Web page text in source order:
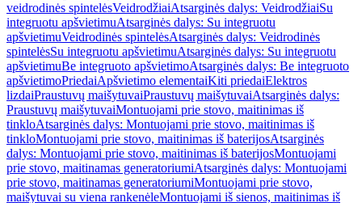
veidrodinės spintelėsVeidrodžiaiAtsarginės dalys: VeidrodžiaiSu
integruotu apšvietimuAtsarginės dalys: Su integruotu
apšvietimuVeidrodinės spintelėsAtsarginės dalys: Veidrodinės
spintelėsSu integruotu apšvietimuAtsarginės dalys: Su integruotu
apšvietimuBe integruoto apšvietimoAtsarginės dalys: Be integruoto
apšvietimoPriedaiApšvietimo elementaiKiti priedaiElektros
lizdaiPraustuvų maišytuvaiPraustuvų maišytuvaiAtsarginės dalys:
Praustuvų maišytuvaiMontuojami prie stovo, maitinimas iš
tinkloAtsarginės dalys: Montuojami prie stovo, maitinimas iš
tinkloMontuojami prie stovo, maitinimas iš baterijosAtsarginės
dalys: Montuojami prie stovo, maitinimas iš baterijosMontuojami
prie stovo, maitinamas generatoriumiAtsarginės dalys: Montuojami
prie stovo, maitinamas generatoriumiMontuojami prie stovo,
maišytuvai su viena rankenėleMontuojami iš sienos, maitinimas iš